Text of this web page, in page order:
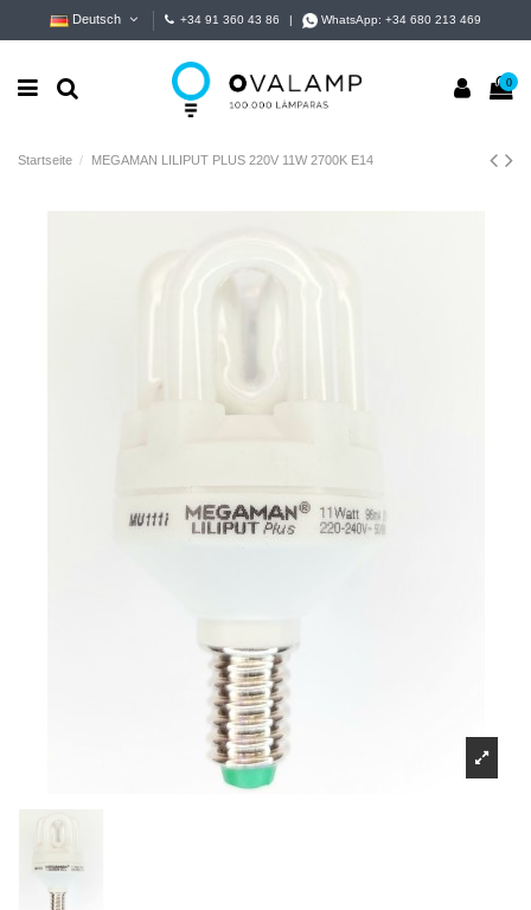
Deutsch +34 91 360 43 86 WhatsApp:+34 680 213 469
0
Startseite MEGAMAN LILIPUT PLUS 220V 11W 2700K E14